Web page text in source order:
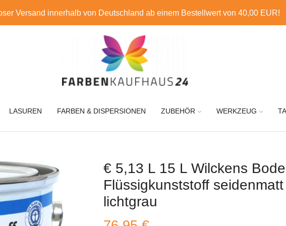
Versand innerhalb von Deutschland ab einem Bestellwert von 40,00 EUR!
LASUREN FARBEN & DISPERSIONEN ZUBEHÖR WERKZEUG
€ 5,13 L 15 L Wilckens
Flüssigkunststoff
lichtgrau